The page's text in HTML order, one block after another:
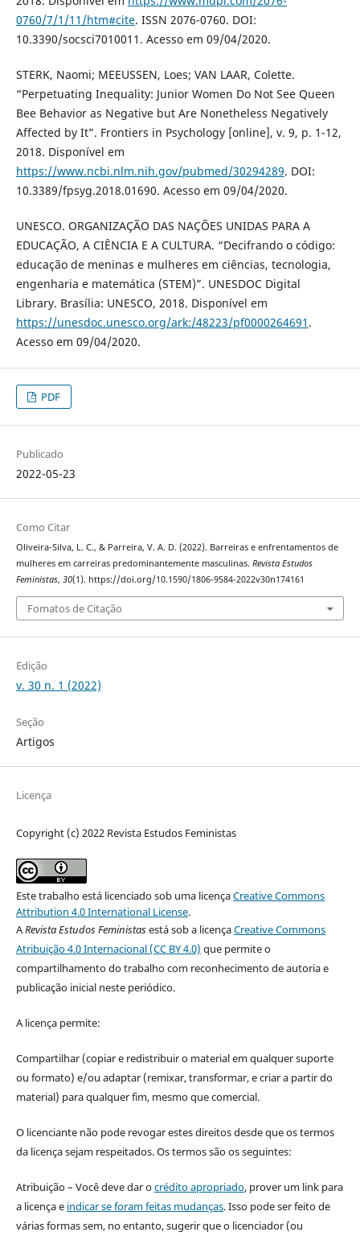
0760/7/1/11/htm#cite. ISSN 2076-0760. DOI:
10.3390/socsci7010011. Acesso em 09/04/2020.
STERK, Naomi; MEEUSSEN, Loes; VAN LAAR, Colette.
“Perpetuating Inequality: Junior Women Do Not See Queen
Bee Behavior as Negative but Are Nonetheless Negatively
Affected by It”. Frontiers in Psychology [online], v. 9, p. 1-12,
2018. Disponível em
https://www.ncbi.nlm.nih.gov/pubmed/30294289. DOI:
10.3389/fpsyg.2018.01690. Acesso em 09/04/2020.
UNESCO. ORGANIZAÇÃO DAS NAÇÕES UNIDAS PARA A
EDUCAÇÃO, A CIÊNCIA E A CULTURA. “Decifrando o código:
educação de meninas e mulheres em ciências, tecnologia,
engenharia e matemática (STEM)”. UNESDOC Digital
Library. Brasília: UNESCO, 2018. Disponível em
https://unesdoc.unesco.org/ark:/48223/pf0000264691 .
Acesso em 09/04/2020.
PDF
Publicado
2022-05-23
Como Citar
Oliveira-Silva, L. C., & Parreira, V. A. D. (2022). Barreiras e enfrentamentos de
mulheres em carreiras predominantemente masculinas. Revista Estudos
Feministas, 30(1). https://doi.org/10.1590/1806-9584-2022v30n174161
Fomatos de Citação
Edição
v. 30 n. 1 (2022)
Seção
Artigos
Licença
Copyright (c) 2022 Revista Estudos Feministas
Este trabalho está licenciado sob uma licençaCreative Commons
Attribution 4.0 International License.
ARevista Estudos Feministasestá sob a licençaCreative Commons
Atribuição 4.0 Internacional (CC BY 4.0) que permite o
compartilhamento do trabalho com reconhecimento de autoria e
publicação inicial neste periódico.
A licença permite:
Compartilhar (copiar e redistribuir o material em qualquer suporte
ou formato) e/ou adaptar (remixar, transformar, e criar a partir do
material) para qualquer fim, mesmo que comercial.
O licenciante não pode revogar estes direitos desde que os termos
da licença sejam respeitados. Os termos são os seguintes:
Atribuição – Você deve dar ocrédito apropriado, prover um link para
a licença e indicar se foram feitas mudanças. Isso pode ser feito de
várias formas sem, no entanto, sugerir que o licenciador (ou